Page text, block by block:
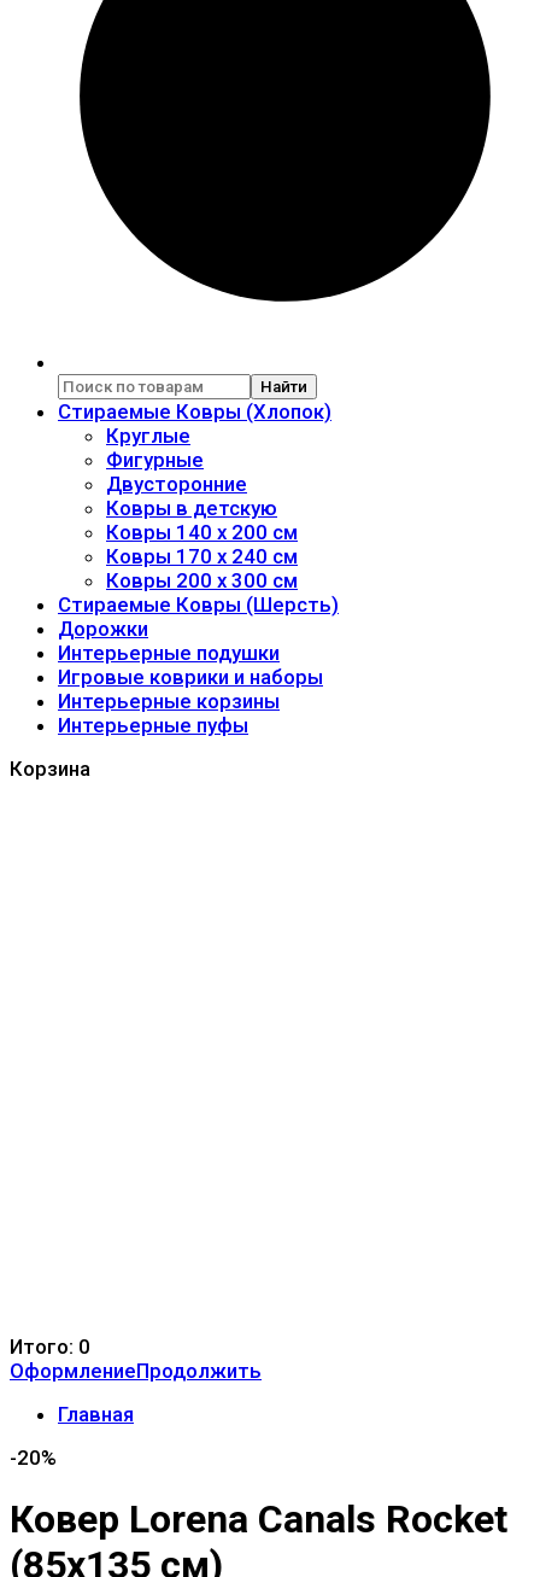
Найти
Стираемые Ковры (Хлопок)
Круглые
Фигурные
Двусторонние
Ковры в детскую
Ковры 140 x 200 см
Ковры 170 x 240 см
Ковры 200 x 300 см
Стираемые Ковры (Шерсть)
Дорожки
Интерьерные подушки
Игровые коврики и наборы
Интерьерные корзины
Интерьерные пуфы
Корзина
Итого: 0
ОформлениеПродолжить
Главная
-20%
Ковер Lorena Canals Rocket
(85x135 см)